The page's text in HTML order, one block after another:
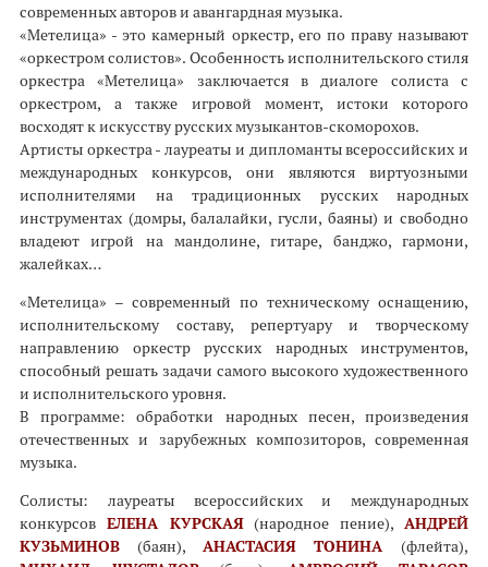
современных авторов и авангардная музыка.
«Метелица» - это камерный оркестр, его по праву называют
«оркестром солистов». Особенность исполнительского стиля
оркестра «Метелица» заключается в диалоге солиста с
оркестром, а также игровой момент, истоки которого
восходят к искусству русских музыкантов-скоморохов.
Артисты оркестра - лауреаты и дипломанты всероссийских и
международных конкурсов, они являются виртуозными
исполнителями на традиционных русских народных
инструментах (домры, балалайки, гусли, баяны) и свободно
владеют игрой на мандолине, гитаре, банджо, гармони,
жалейках…
«Метелица» – современный по техническому оснащению,
исполнительскому составу, репертуару и творческому
направлению оркестр русских народных инструментов,
способный решать задачи самого высокого художественного
и исполнительского уровня.
В программе: обработки народных песен, произведения
отечественных и зарубежных композиторов, современная
музыка.
Солисты: лауреаты всероссийских и международных
конкурсов ЕЛЕНА КУРСКАЯ(народное пение),АНДРЕЙ
КУЗЬМИНОВ (баян), АНАСТАСИЯ ТОНИНА (флейта),